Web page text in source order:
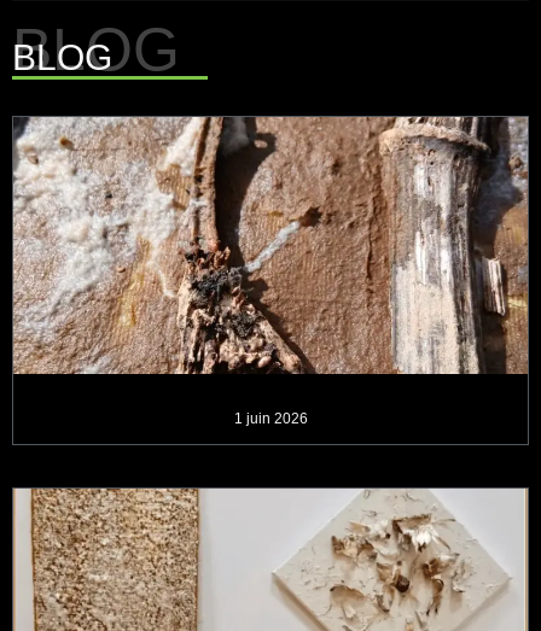
BLOG
1 juin 2026